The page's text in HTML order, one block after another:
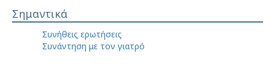
Σημαντικά
Συνήθεις ερωτήσεις
Συνάντηση με τον γιατρό